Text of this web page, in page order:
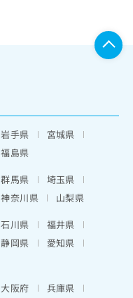
岩手県
宮城県
福島県
群馬県
埼玉県
神奈川県
山梨県
石川県
福井県
静岡県
愛知県
大阪府
兵庫県